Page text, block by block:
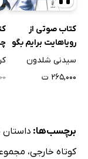
کتاب صوتی از
رویاهایت برایم بگو
سیدنی شلدون
۲۶۵,۰۰۰ ت
برچسب‌ها: داستان
کوتاه خارجی،